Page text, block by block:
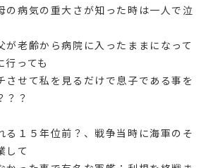
の病気の重大さが知った時は一人で泣
が老齢から病院に入ったままになって
行っても
させて私を見るだけで息子である事を
？？
る１５年位前？、戦争当時に海軍のそ
して